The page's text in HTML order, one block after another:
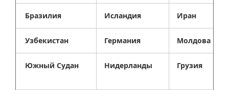
Бразилия Исландия Иран
Узбекистан Германия Молдова
Южный Судан Нидерланды Грузия